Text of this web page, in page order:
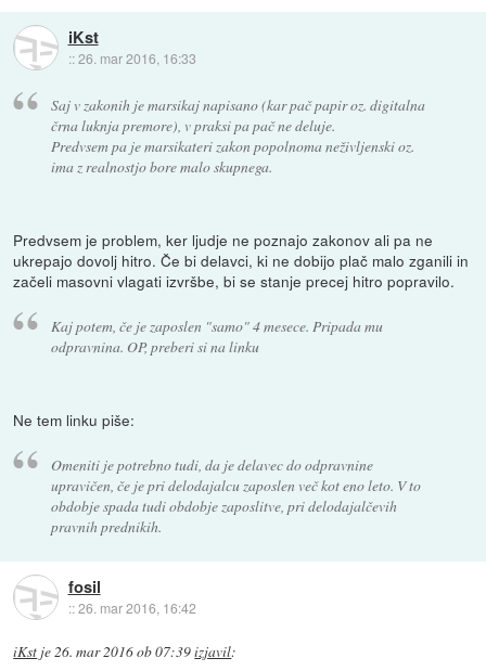
iKst
::26. mar 2016, 16:33
Saj v zakonih je marsikaj napisano (kar pač papir oz. digitalna
črna luknja premore), v praksi pa pač ne deluje.
Predvsem pa je marsikateri zakon popolnoma neživljenski oz.
ima z realnostjo bore malo skupnega.
Predvsem je problem, ker ljudje ne poznajo zakonov ali pa ne
ukrepajo dovolj hitro. Če bi delavci, ki ne dobijo plač malo zganili in
začeli masovni vlagati izvršbe, bi se stanje precej hitro popravilo.
Kaj potem, če je zaposlen "samo" 4 mesece. Pripada mu
odpravnina. OP, preberi si na linku
Ne tem linku piše:
Omeniti je potrebno tudi, da je delavec do odpravnine
upravičen, če je pri delodajalcu zaposlen več kot eno leto. V to
obdobje spada tudi obdobje zaposlitve, pri delodajalčevih
pravnih prednikih.
fosil
::26. mar 2016, 16:42
iKst je26. mar 2016 ob 07:39izjavil: